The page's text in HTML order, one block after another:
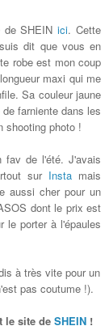
de SHEINici. Cette
dit que vous en
robe est mon coup
maxi qui me
Sa couleur jaune
farniente dans les
shooting photo !
fav de l'été. J'avais
sur Insta mais
aussi cher pour un
dont le prix est
le porter à l'épaules
à très vite pour un
pas coutume !).
le site de SHEIN !